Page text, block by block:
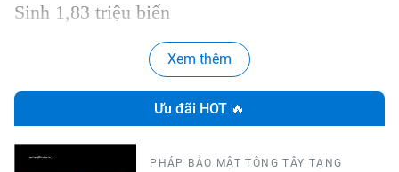
Sinh 1,83 triệu biến
+ Thánh hiệu A Di Đà 990.000 biến
+ Thần chú Tara Xanh 1,08 triệu biến
+ Thần chú Phật trường thọ 240.000 biến
Xem thêm
Ưu đãi HOT 🔥
PHÁP BẢO MẬT TÔNG TÂY TẠNG